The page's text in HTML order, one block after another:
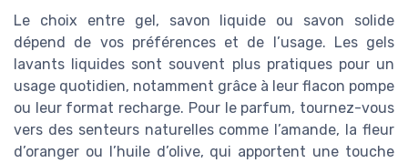
Le choix entre gel, savon liquide ou savon solide
dépend de vos préférences et de l’usage. Les gels
lavants liquides sont souvent plus pratiques pour un
usage quotidien, notamment grâce à leur flacon pompe
ou leur format recharge. Pour le parfum, tournez-vous
vers des senteurs naturelles comme l’amande, la fleur
d’oranger ou l’huile d’olive, qui apportent une touche